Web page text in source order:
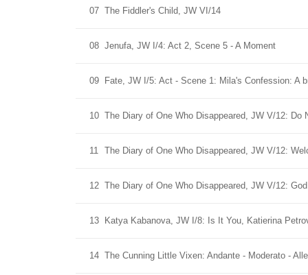
07 The Fiddler's Child, JW VI/14
08 Jenufa, JW I/4: Act 2, Scene 5 - A Moment
09 Fate, JW I/5: Act - Scene 1: Mila's Confession: A
10 The Diary of One Who Disappeared, JW V/12: Do
11 The Diary of One Who Disappeared, JW V/12:
12 The Diary of One Who Disappeared, JW V/12:
13 Katya Kabanova, JW I/8: Is It You, Katierina
14 The Cunning Little Vixen: Andante - Moderato -